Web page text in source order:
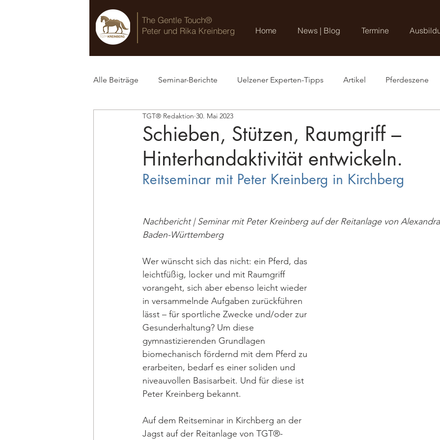
The Gentle Touch®
Peter und Rika Kreinberg
Home News | Blog Termine
Alle Beiträge Seminar-Berichte Uelzener Experten-Tipps Artikel Pferdeszene
TGT® Blog
Schieben, Stützen, Raumgriff –
Hinterhandaktivität entwickeln.
TGT® Redaktion 30. Mai 2023
Reitseminar mit Peter Kreinberg in Kirchberg
Nachbericht | Seminar mit Peter Kreinberg auf der Reitanlage von
Baden-Württemberg
Wer wünscht sich das nicht: ein Pferd, das
leichtfüßig, locker und mit Raumgriff
vorangeht, sich aber ebenso leicht wieder
in versammelnde Aufgaben zurückführen
lässt – für sportliche Zwecke und/oder zur
Gesunderhaltung? Um diese
gymnastizierenden Grundlagen
biomechanisch fördernd mit dem Pferd zu
erarbeiten, bedarf es einer soliden und
niveauvollen Basisarbeit. Und für diese ist
Peter Kreinberg bekannt.
Auf dem Reitseminar in Kirchberg an der
Jagst auf der Reitanlage von TGT®-